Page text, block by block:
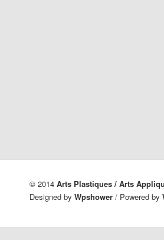
© 2014 Arts Plastiques / Arts
Designed by Wpshower / Powered by